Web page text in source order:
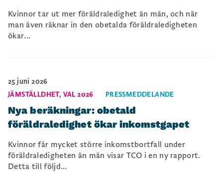
Kvinnor tar ut mer föräldraledighet än män, och när
man även räknar in den obetalda föräldraledigheten
ökar...
25 juni 2026
JÄMSTÄLLDHET, VAL 2026 PRESSMEDDELANDE
Nya beräkningar: obetald
föräldraledighet ökar inkomstgapet
Kvinnor får mycket större inkomstbortfall under
föräldraledigheten än män visar TCO i en ny rapport.
Detta till följd...